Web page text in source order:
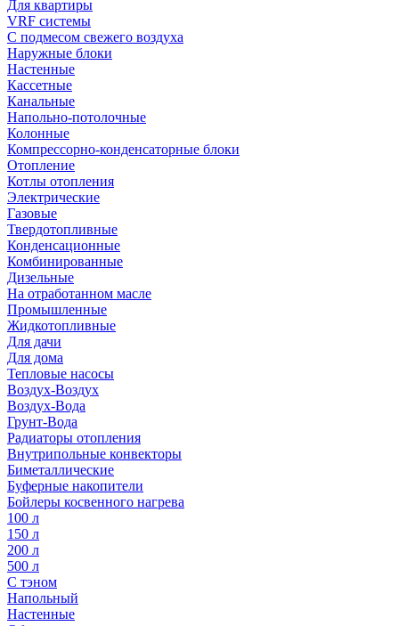
Для квартиры
VRF системы
С подмесом свежего воздуха
Наружные блоки
Настенные
Кассетные
Канальные
Напольно-потолочные
Колонные
Компрессорно-конденсаторные блоки
Отопление
Котлы отопления
Электрические
Газовые
Твердотопливные
Конденсационные
Комбинированные
Дизельные
На отработанном масле
Промышленные
Жидкотопливные
Для дачи
Для дома
Тепловые насосы
Воздух-Воздух
Воздух-Вода
Грунт-Вода
Радиаторы отопления
Внутрипольные конвекторы
Биметаллические
Буферные накопители
Бойлеры косвенного нагрева
100 л
150 л
200 л
500 л
С тэном
Напольный
Настенные